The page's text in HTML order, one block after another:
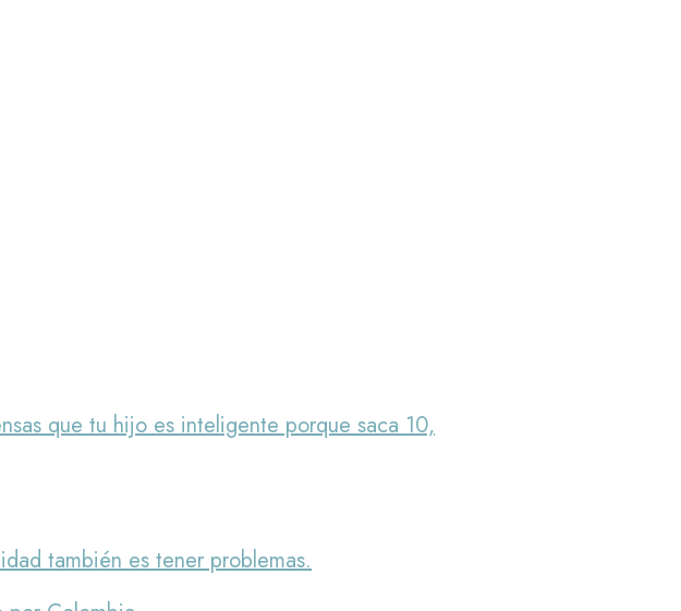
que tu hijo es inteligente porque saca 10,
también es tener problemas.